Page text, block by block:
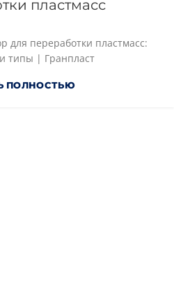
пластмасс
для переработки пластмасс:
типы | Гранпласт
ПОЛНОСТЬЮ